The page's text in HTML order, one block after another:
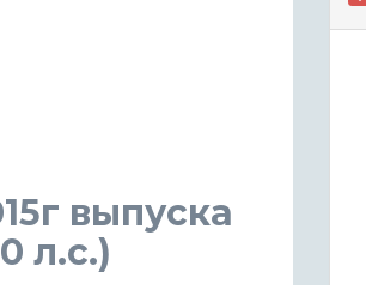
выпуска
л.с.)